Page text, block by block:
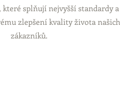
splňují nejvyšší standardy a
zlepšení kvality života našich
zákazníků.